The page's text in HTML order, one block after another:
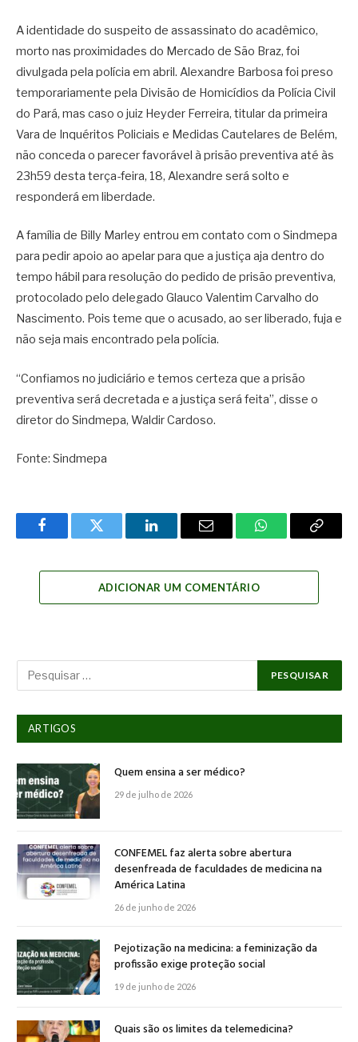
A identidade do suspeito de assassinato do acadêmico,
morto nas proximidades do Mercado de São Braz, foi
divulgada pela polícia em abril. Alexandre Barbosa foi preso
temporariamente pela Divisão de Homicídios da Polícia Civil
do Pará, mas caso o juiz Heyder Ferreira, titular da primeira
Vara de Inquéritos Policiais e Medidas Cautelares de Belém,
não conceda o parecer favorável à prisão preventiva até às
23h59 desta terça-feira, 18, Alexandre será solto e
responderá em liberdade.
A família de Billy Marley entrou em contato com o Sindmepa
para pedir apoio ao apelar para que a justiça aja dentro do
tempo hábil para resolução do pedido de prisão preventiva,
protocolado pelo delegado Glauco Valentim Carvalho do
Nascimento. Pois teme que o acusado, ao ser liberado, fuja e
não seja mais encontrado pela polícia.
“Confiamos no judiciário e temos certeza que a prisão
preventiva será decretada e a justiça será feita”, disse o
diretor do Sindmepa, Waldir Cardoso.
Fonte: Sindmepa
FacebookTwitter LinkedInEmail WhatsAppCopy
ADICIONAR UM COMENTÁRIO
ARTIGOS
Quem ensina a ser médico?
29 de julho de 2026
CONFEMEL faz alerta sobre abertura
desenfreada de faculdades de medicina na
América Latina
26 de junho de 2026
Pejotização na medicina: a feminização da
profissão exige proteção social
19 de junho de 2026
Quais são os limites da telemedicina?